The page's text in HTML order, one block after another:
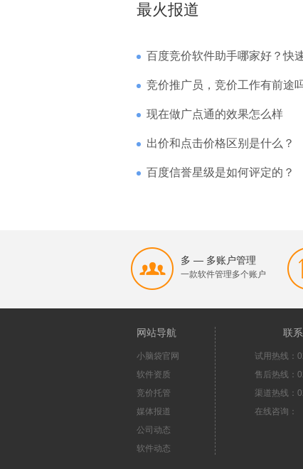
最火报道
百度竞价软件助手哪家好？快速实现高回
竞价推广员，竞价工作有前途吗？为什么
现在做广点通的效果怎么样
出价和点击价格区别是什么？
百度信誉星级是如何评定的？
多 — 多账户管理
一款软件管理多个账户
网站导航
小脑袋官网
软件资质
竞价托管
媒体报道
公司动态
软件动态
联
试用热线：
售后热线：
渠道热线：
在线咨询：